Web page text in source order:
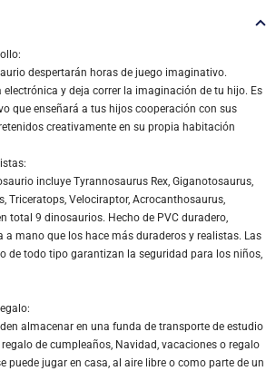
despertarán horas de juego imaginativo.
electrónica y deja correr la imaginación de tu hijo. Es
que enseñará a tus hijos cooperación con sus
creativamente en su propia habitación
incluye Tyrannosaurus Rex, Giganotosaurus,
Triceratops, Velociraptor, Acrocanthosaurus,
total 9 dinosaurios. Hecho de PVC duradero,
mano que los hace más duraderos y realistas. Las
de todo tipo garantizan la seguridad para los niños,
almacenar en una funda de transporte de estudio
de cumpleaños, Navidad, vacaciones o regalo
puede jugar en casa, al aire libre o como parte de un